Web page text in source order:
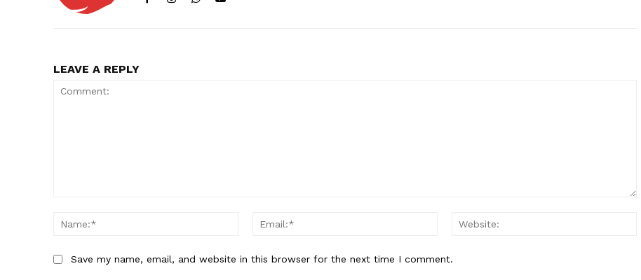
LEAVE A REPLY
Name:*
Email:*
Save my name, email, and website in this browser for the next time I comment.